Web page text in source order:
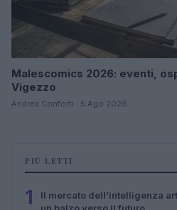
Malescomics 2026: eventi,
Vigezzo
Andrea Conforti · 5 Ago 2026
PIÙ LETTI
1
Il mercato dell’intelligenza
un balzo verso il futuro